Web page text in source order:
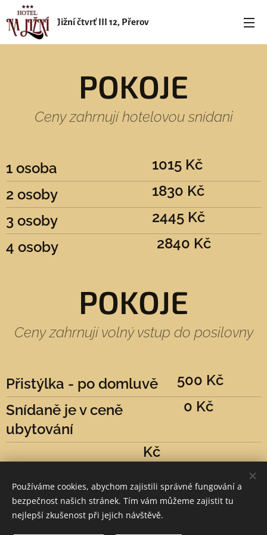
Jižní čtvrť III 12, Přerov
POKOJE
Ceny zahrnují hotelovou snídani
1 osoba
1015 Kč
2 osoby
1830 Kč
3 osoby
2445 Kč
4 osoby
2840 Kč
POKOJE
Ceny zahrnují volný vstup do posilovny
Přistýlka - po domluvě
500 Kč
Snídaně je v ceně
ubytování
0 Kč
Kč
Používáme cookies, abychom zajistili správné fungování a
bezpečnost našich stránek. Tím vám můžeme zajistit tu
nejlepší zkušenost při jejich návštěvě.